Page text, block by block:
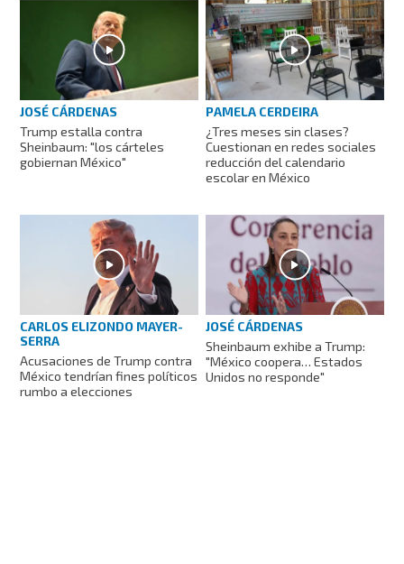
JOSÉ CÁRDENAS
Trump estalla contra
Sheinbaum: "los cárteles
gobiernan México"
PAMELA CERDEIRA
¿Tres meses sin clases?
Cuestionan en redes sociales
reducción del calendario
escolar en México
CARLOS ELIZONDO MAYER-
SERRA
Acusaciones de Trump contra
México tendrían fines políticos
rumbo a elecciones
JOSÉ CÁRDENAS
Sheinbaum exhibe a Trump:
"México coopera… Estados
Unidos no responde"